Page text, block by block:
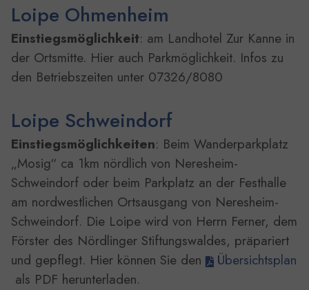
Loipe Ohmenheim
Einstiegsmöglichkeit: am Landhotel Zur Kanne in
der Ortsmitte. Hier auch Parkmöglichkeit. Infos zu
den Betriebszeiten unter 07326/8080
Loipe Schweindorf
Einstiegsmöglichkeiten: Beim Wanderparkplatz
„Mosig“ ca 1km nördlich von Neresheim-
Schweindorf oder beim Parkplatz an der Festhalle
am nordwestlichen Ortsausgang von Neresheim-
Schweindorf. Die Loipe wird von Herrn Ferner, dem
Förster des Nördlinger Stiftungswaldes, präpariert
und gepflegt. Hier können Sie den
Übersichtsplan
als PDF herunterladen.